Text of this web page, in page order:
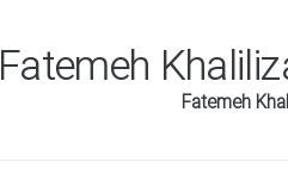
Fatemeh